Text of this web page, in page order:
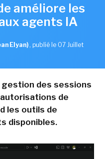
améliore les
agents IA
Elyan) , publié le 07 Juillet
gestion des sessions
de
les outils de
disponibles.